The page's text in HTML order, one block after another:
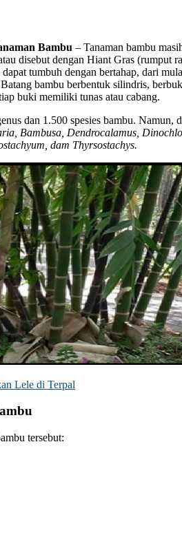
Bambu – Tanaman bambu
disebut dengan Hiant Gras (rumput
tumbuh dengan bertahap, dari
bambu berbentuk silindris,
buki memiliki tunas atau cabang.
dan 1.500 spesies bambu. Namun,
Bambusa, Dendrocalamus,
dam Thyrsostachys.
Lele di Terpal
tersebut: